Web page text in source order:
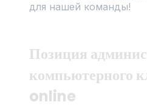
для нашей команды!
Позиция
компьютерного
online